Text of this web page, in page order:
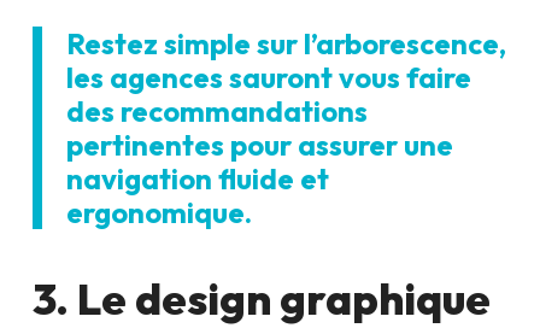
Restez simple sur l’arborescence,
les agences sauront vous faire
des recommandations
pertinentes pour assurer une
navigation fluide et
ergonomique.
3. Le design graphique